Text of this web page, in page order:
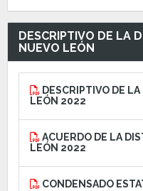
DESCRIPTIVO DE LA
NUEVO LEÓN
DESCRIPTIVO DE
LEÓN 2022
ACUERDO DE LA
LEÓN 2022
CONDENSADO